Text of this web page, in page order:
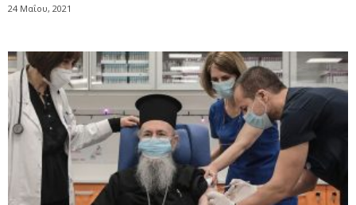
24 Μαΐου, 2021